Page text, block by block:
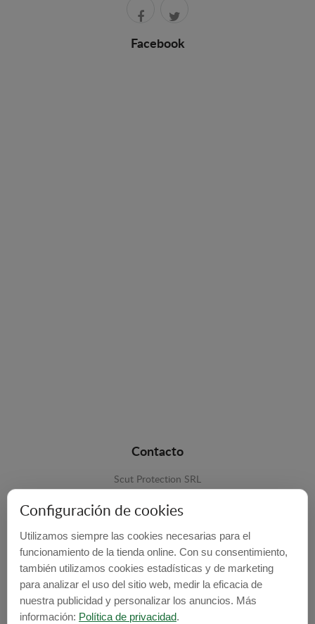
Facebook
Contacto
Scut Protection SRL
Harghita, Romania
E-mail: info@cubrecarter.com
Configuración de cookies
Utilizamos siempre las cookies necesarias para el
funcionamiento de la tienda online. Con su consentimiento,
también utilizamos cookies estadísticas y de marketing
para analizar el uso del sitio web, medir la eficacia de
nuestra publicidad y personalizar los anuncios. Más
información: Política de privacidad.